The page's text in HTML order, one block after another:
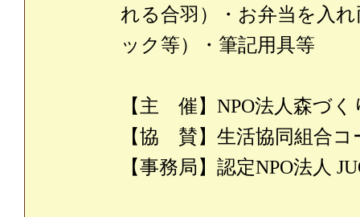
れる合羽）・お弁当を入
ック等）・筆記用具等
【主 催】NPO法人森づ
【協 賛】生活協同組合コ
【事務局】認定NPO法人